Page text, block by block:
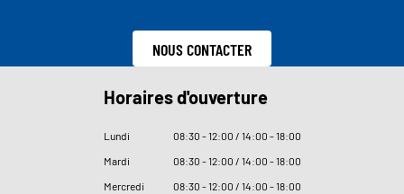
NOUS CONTACTER
Horaires d'ouverture
Lundi 08:30 - 12:00 / 14:00 - 18:00
Mardi
08:30 - 12:00 / 14:00 - 18:00
Mercredi
08:30 - 12:00 / 14:00 - 18:00